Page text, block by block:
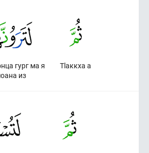
Тlаккха а
гург ма я
из